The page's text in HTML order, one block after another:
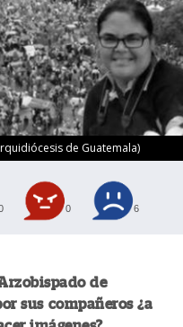
de Guatemala)
0 6
de
sus compañeros ¿a